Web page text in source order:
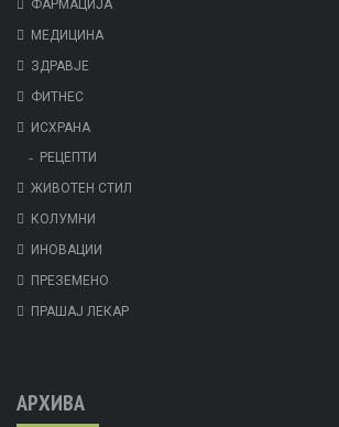
ФАРМАЦИЈА
МЕДИЦИНА
ЗДРАВЈЕ
ФИТНЕС
ИСХРАНА
РЕЦЕПТИ
ЖИВОТЕН СТИЛ
КОЛУМНИ
ИНОВАЦИИ
ПРЕЗЕМЕНО
ПРАШАЈ ЛЕКАР
АРХИВА